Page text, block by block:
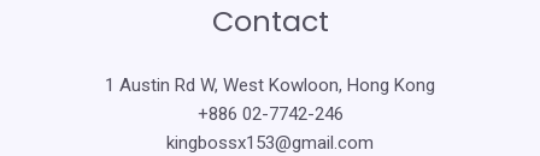
Contact
1 Austin Rd W, West Kowloon, Hong Kong
+886 02-7742-246
kingbossx153@gmail.com